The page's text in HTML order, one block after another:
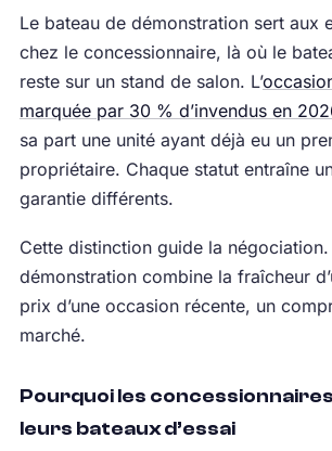
Le bateau de démonstration sert aux
chez le concessionnaire, là où le
reste sur un stand de salon. L’
marquée par 30 % d’invendus en
sa part une unité ayant déjà eu un
propriétaire. Chaque statut entraîne
garantie différents.
Cette distinction guide la
démonstration combine la fraîcheur
prix d’une occasion récente, un
marché.
Pourquoi les
leurs bateaux d’essai